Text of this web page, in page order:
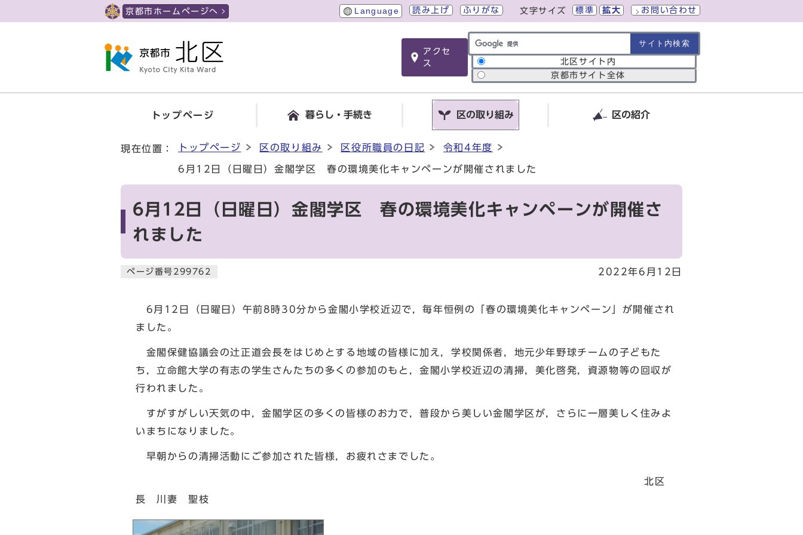
京都市ホームページへ Language 読み上げ ふりがな 文字サイズ 標準 拡大 お問い合わせ
アクセ
ス
サイト内検索の範囲
北区サイト内
京都市サイト全体
トップページ 暮らし・手続き 区の取り組み 区の紹介
現在位置： トップページ 区の取り組み 区役所職員の日記 令和4年度
6月12日（日曜日）金閣学区 春の環境美化キャンペーンが開催されました
6月12日（日曜日）金閣学区 春の環境美化キャンペーンが開催さ
れました
ページ番号299762 2022年6月12日
6月12日（日曜日）午前8時30分から金閣小学校近辺で，毎年恒例の「春の環境美化キャンペーン」が開催され
ました。
金閣保健協議会の辻󠄀正道会長をはじめとする地域の皆様に加え，学校関係者，地元少年野球チームの子どもた
ち，立命館大学の有志の学生さんたちの多くの参加のもと，金閣小学校近辺の清掃，美化啓発，資源物等の回収が
行われました。
すがすがしい天気の中，金閣学区の多くの皆様のお力で，普段から美しい金閣学区が，さらに一層美しく住みよ
いまちになりました。
早朝からの清掃活動にご参加された皆様，お疲れさまでした。
北区
長 川妻 聖枝